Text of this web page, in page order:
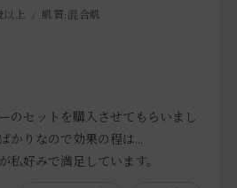
以上 肌質:混合肌
のセットを購入させてもらいまし
かりなので効果の程は…
私好みで満足しています。